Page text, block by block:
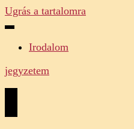
Ugrás a tartalomra
Irodalom
jegyzetem